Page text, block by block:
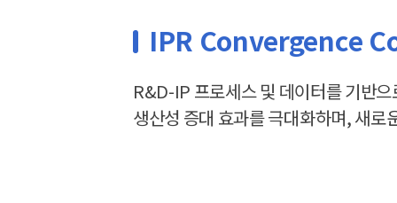
IPR Convergence
R&D-IP 프로세스 및 데이터를 기반
생산성 증대 효과를 극대화하며, 새로